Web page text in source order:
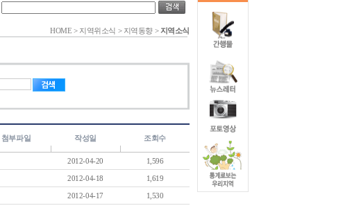
HOME > 지역위소식 > 지역동향>지역소식
첨부파일 작성일 조회수
2012-04-20 1,596
2012-04-18 1,619
2012-04-17 1,530